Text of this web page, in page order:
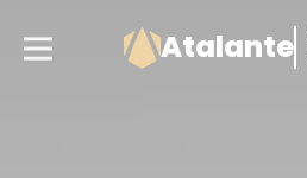
Atalante